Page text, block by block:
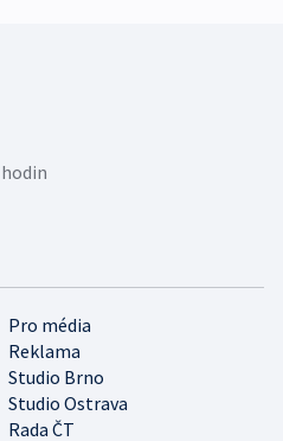
Pro média
Reklama
Studio Brno
Studio Ostrava
Rada ČT